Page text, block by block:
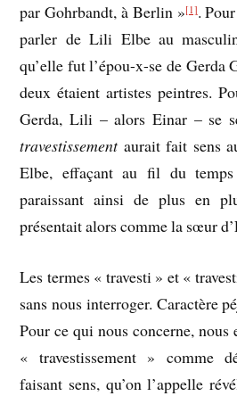
par Gohrbandt, à Berlin »[1].
parler de Lili Elbe au
qu’elle fut l’épou-x-se de Gerda
deux étaient artistes peintres.
Gerda, Lili – alors Einar – se
travestissementaurait fait sens
Elbe, effaçant au fil du
paraissant ainsi de plus en
présentait alors comme la sœur
Les termes « travesti » et «
sans nous interroger. Caractère
Pour ce qui nous concerne,
« travestissement » comme
faisant sens, qu’on l’appelle